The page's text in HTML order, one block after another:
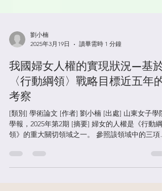
2025年3月19日
讀畢需時 1 分鐘
我國婦女人權的實現狀況—基於
〈行動綱領〉戰略目標近五年的
考察
[類別] 學術論文 [作者] 劉小楠 [出處] 山東女子學院
領》的重大關切領域之一。 參照該領域中的三項戰
略目標，第四次世界婦女大會召開後的 30 年間，